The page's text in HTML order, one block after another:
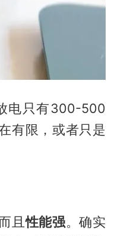
电只有300-500
有限，或者只是
且性能强。确实